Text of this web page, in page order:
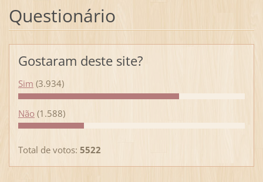
Questionário
Gostaram deste site?
Sim (3.934)
Não (1.588)
Total de votos: 5522